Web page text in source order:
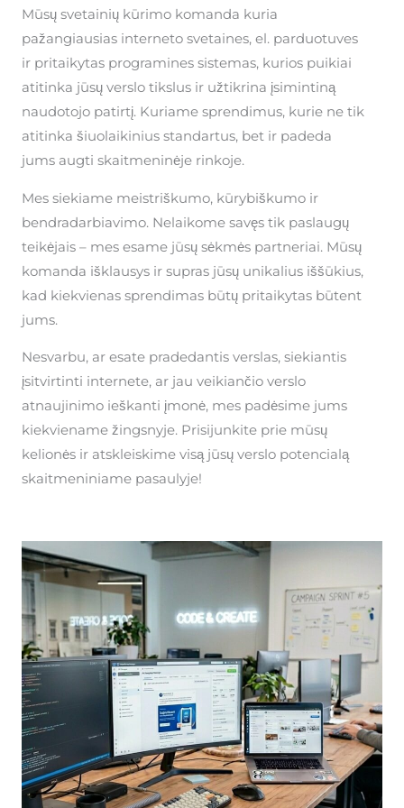
Mūsų svetainių kūrimo komanda kuria
pažangiausias interneto svetaines, el. parduotuves
ir pritaikytas programines sistemas, kurios puikiai
atitinka jūsų verslo tikslus ir užtikrina įsimintiną
naudotojo patirtį. Kuriame sprendimus, kurie ne tik
atitinka šiuolaikinius standartus, bet ir padeda
jums augti skaitmeninėje rinkoje.
Mes siekiame meistriškumo, kūrybiškumo ir
bendradarbiavimo. Nelaikome savęs tik paslaugų
teikėjais – mes esame jūsų sėkmės partneriai. Mūsų
komanda išklausys ir supras jūsų unikalius iššūkius,
kad kiekvienas sprendimas būtų pritaikytas būtent
jums.
Nesvarbu, ar esate pradedantis verslas, siekiantis
įsitvirtinti internete, ar jau veikiančio verslo
atnaujinimo ieškanti įmonė, mes padėsime jums
kiekviename žingsnyje. Prisijunkite prie mūsų
kelionės ir atskleiskime visą jūsų verslo potencialą
skaitmeniniame pasaulyje!